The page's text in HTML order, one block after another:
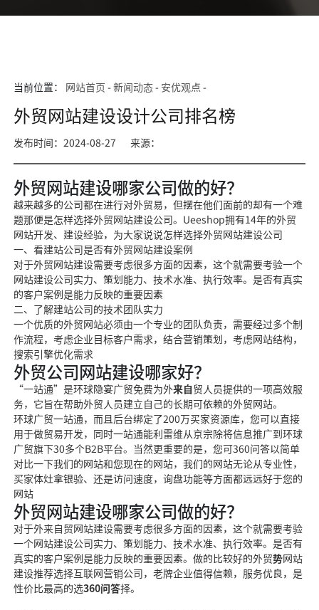
当前位置： 网站首页 -新闻动态- 安优观点 -
外贸网站建设设计公司排名榜
发布时间：2024-08-27 来源：
外贸网站建设哪家公司做的好？
越来越多的公司都在进行对外贸易，但摆在他们面前的却有一个难
题那便是怎样选择外贸网站建设公司。Ueeshop拥有14年的外贸
网站开发、建设经验，为大家说说怎样选择外贸网站建设公司
一、看建站公司是否有外贸网站建设案例
对于外贸网站建设需要考虑很多方面的因素，这个就需要考验一个
网站建设公司实力、策划能力、技术水准、执行效率。是否有真实
的客户案例是能力反映的重要因素
二、了解建站公司的技术团队实力
一个优质的外贸网站必须由一个专业的团队负责，需要经过多个制
作流程，考虑企业目标客户需求，结合营销策划，考虑网站结构，
搜索引擎优化需求
外贸公司网站建设哪家好？
“一站通”是环球隐宴广贸免费为外来自贸人员提供的一项高效服
务，它旨在帮助外贸人员建立自 己的长期可依赖的外贸网站。
环球广贸一站通，而且后台绑定了200万买家资源库，您可以直接
用于做贸易开发，同时一站通能利雷维从京宗除将信息推广到环球
广贸旗下30多个B2B平台。 当然更重要的是，您可360问答以简单
对比一下我们的网站和您现在的网站，我们的网站无论从专业性，
买家体灶拿银验、还是访问速度，询盘功能等方面都远远好于您的
网站
外贸网站建设哪家公司做的好？
对于外来自贸网站建设需要考虑很多方面的因素，这个就需要考验
一个网站建设公司实力、策划能力、技术水准、执行效率。是否有
真实的客户案例是能力反映的重要因素。做的比较好的外贸势网站
建设推荐选择互联网营销公司，老牌企业值得信赖，服务优良，是
性价比最高的选360问答择。